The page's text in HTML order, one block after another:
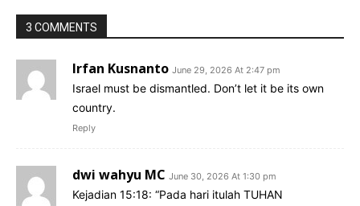
3 COMMENTS
Irfan Kusnanto June 29, 2026 At 2:47 pm
Israel must be dismantled. Don’t let it be its own
country.
Reply
dwi wahyu MC June 30, 2026 At 1:30 pm
Kejadian 15:18: “Pada hari itulah TUHAN